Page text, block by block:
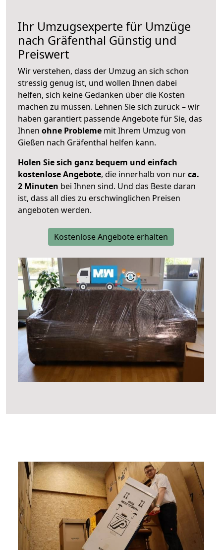
Ihr Umzugsexperte für Umzüge
nach Gräfenthal Günstig und
Preiswert
Wir verstehen, dass der Umzug an sich schon
stressig genug ist, und wollen Ihnen dabei
helfen, sich keine Gedanken über die Kosten
machen zu müssen. Lehnen Sie sich zurück – wir
haben garantiert passende Angebote für Sie, das
Ihnen ohne Probleme mit Ihrem Umzug von
Gießen nach Gräfenthal helfen kann.
Holen Sie sich ganz bequem und einfach
kostenlose Angebote, die innerhalb von nurca.
2 Minuten bei Ihnen sind. Und das Beste daran
ist, dass all dies zu erschwinglichen Preisen
angeboten werden.
Kostenlose Angebote erhalten